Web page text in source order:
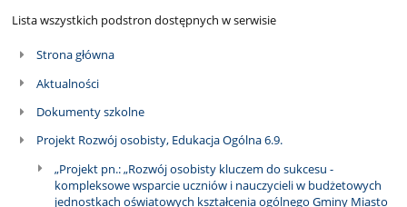
Mapa
strony
Lista wszystkich podstron dostępnych w serwisie
Strona główna
Aktualności
Dokumenty szkolne
Projekt Rozwój osobisty, Edukacja Ogólna 6.9.
„Projekt pn.: „Rozwój osobisty kluczem do sukcesu -
kompleksowe wsparcie uczniów i nauczycieli w budżetowych
jednostkach oświatowych kształcenia ogólnego Gminy Miasto